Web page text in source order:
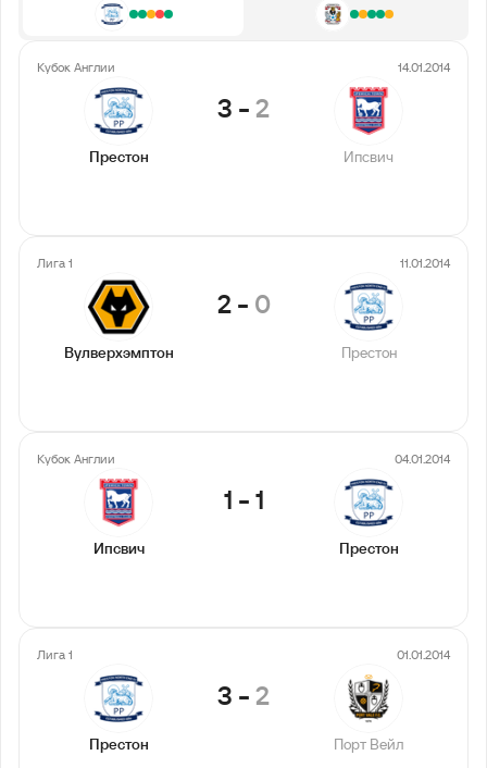
Кубок Англии 14.01.2014
Престон
3 -2
Ипсвич
Лига 1 11.01.2014
Вулверхэмптон
2 - 0
Престон
Кубок Англии 04.01.2014
Ипсвич
1 -1
Престон
Лига 1 01.01.2014
Престон
3 -2
Порт Вейл